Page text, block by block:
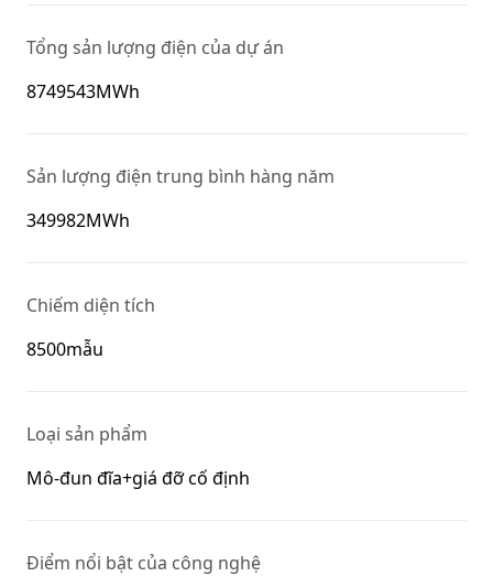
Tổng sản lượng điện của dự án
8749543MWh
Sản lượng điện trung bình hàng năm
349982MWh
Chiếm diện tích
8500mẫu
Loại sản phẩm
Mô-đun đĩa+giá đỡ cố định
Điểm nổi bật của công nghệ